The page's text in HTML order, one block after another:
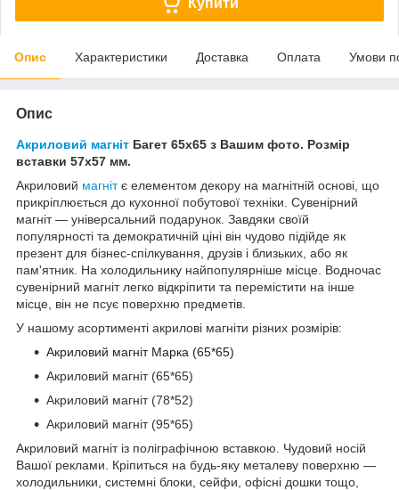
Опис Характеристики Доставка Оплата Умови
Опис
Акриловий магніт Багет 65х65 з Вашим фото. Розмір
вставки 57х57 мм.
Акриловий магнітє елементом декору на магнітній основі, що
прикріплюється до кухонної побутової техніки. Сувенірний
магніт — універсальний подарунок. Завдяки своїй
популярності та демократичній ціні він чудово підійде як
презент для бізнес-спілкування, друзів і близьких, або як
пам'ятник. На холодильнику найпопулярніше місце. Водночас
сувенірний магніт легко відкріпити та перемістити на інше
місце, він не псує поверхню предметів.
У нашому асортименті акрилові магніти різних розмірів:
Акриловий магніт Марка (65*65)
Акриловий магніт (65*65)
Акриловий магніт (78*52)
Акриловий магніт (95*65)
Акриловий магніт із поліграфічною вставкою. Чудовий носій
Вашої реклами. Кріпиться на будь-яку металеву поверхню —
холодильники, системні блоки, сейфи, офісні дошки тощо,